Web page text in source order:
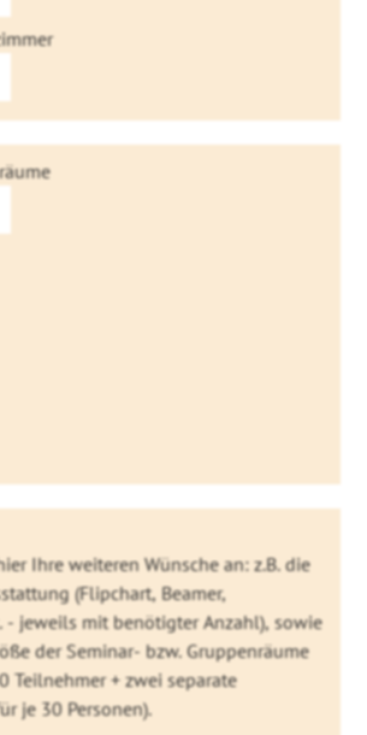
Ihre weiteren Wünsche an: z.B. die
(Flipchart, Beamer,
- jeweils mit benötigter Anzahl), sowie
der Seminar- bzw. Gruppenräume
Teilnehmer + zwei separate
je 30 Personen).